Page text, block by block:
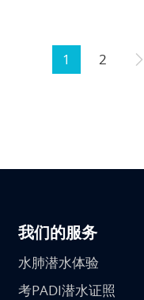
1 2
我们的服务
水肺潜水体验
考PADI潜水证照